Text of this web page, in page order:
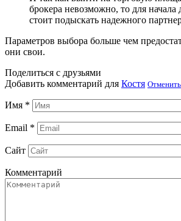
брокера невозможно, то для начала
стоит подыскать надежного
Параметров выбора больше чем
они свои.
Поделиться с друзьями
Добавить комментарий для Костя
Имя *
Email *
Сайт
Комментарий